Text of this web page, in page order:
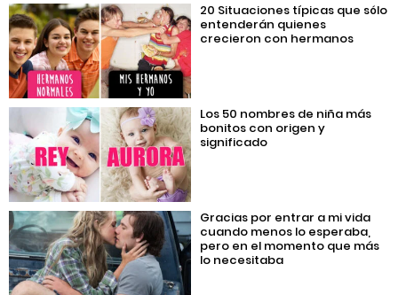
20 Situaciones típicas que sólo
entenderán quienes
crecieron con hermanos
Los 50 nombres de niña más
bonitos con origen y
significado
Gracias por entrar a mi vida
cuando menos lo esperaba,
pero en el momento que más
lo necesitaba